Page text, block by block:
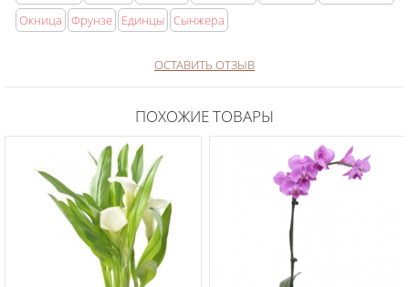
Окница
Фрунзе Единцы Сынжера
ОСТАВИТЬ ОТЗЫВ
ПОХОЖИЕ ТОВАРЫ